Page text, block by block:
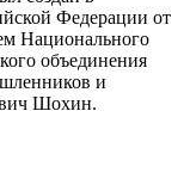
Федерации от
Национального
объединения
и
Шохин.